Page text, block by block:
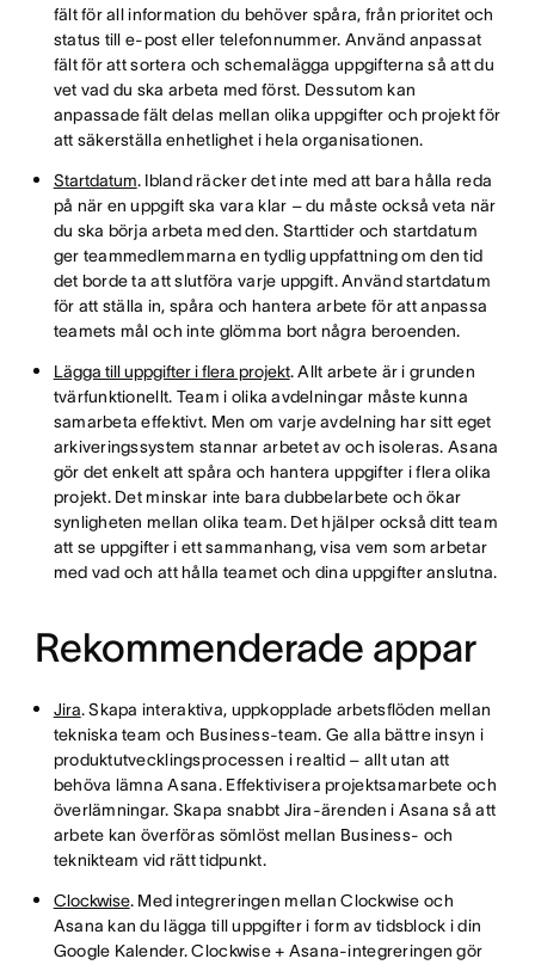
fält för all information du behöver spåra, från prioritet och
status till e-post eller telefonnummer. Använd anpassat
fält för att sortera och schemalägga uppgifterna så att du
vet vad du ska arbeta med först. Dessutom kan
anpassade fält delas mellan olika uppgifter och projekt för
att säkerställa enhetlighet i hela organisationen.
Startdatum. Ibland räcker det inte med att bara hålla reda
på när en uppgift ska vara klar – du måste också veta när
du ska börja arbeta med den. Starttider och startdatum
ger teammedlemmarna en tydlig uppfattning om den tid
det borde ta att slutföra varje uppgift. Använd startdatum
för att ställa in, spåra och hantera arbete för att anpassa
teamets mål och inte glömma bort några beroenden.
Lägga till uppgifter i flera projekt. Allt arbete är i grunden
tvärfunktionellt. Team i olika avdelningar måste kunna
samarbeta effektivt. Men om varje avdelning har sitt eget
arkiveringssystem stannar arbetet av och isoleras. Asana
gör det enkelt att spåra och hantera uppgifter i flera olika
projekt. Det minskar inte bara dubbelarbete och ökar
synligheten mellan olika team. Det hjälper också ditt team
att se uppgifter i ett sammanhang, visa vem som arbetar
med vad och att hålla teamet och dina uppgifter anslutna.
Rekommenderade appar
Jira. Skapa interaktiva, uppkopplade arbetsflöden mellan
tekniska team och Business-team. Ge alla bättre insyn i
produktutvecklingsprocessen i realtid – allt utan att
behöva lämna Asana. Effektivisera projektsamarbete och
överlämningar. Skapa snabbt Jira-ärenden i Asana så att
arbete kan överföras sömlöst mellan Business- och
teknikteam vid rätt tidpunkt.
Clockwise. Med integreringen mellan Clockwise och
Asana kan du lägga till uppgifter i form av tidsblock i din
Google Kalender. Clockwise + Asana-integreringen gör